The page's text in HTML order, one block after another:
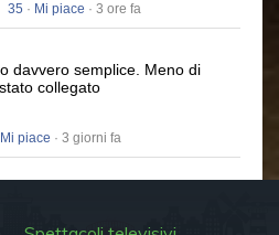
35 · Mi piace · 3 ore fa
davvero semplice. Meno di
collegato
Mi piace · 3 giorni fa